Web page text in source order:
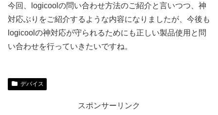
今回、logicoolの問い合わせ方法のご紹介と言いつつ、神
対応ぶりをご紹介するような内容になりましたが、今後も
logicoolの神対応が守られるためにも正しい製品使用と問
い合わせを行っていきたいですね。
デバイス
スポンサーリンク